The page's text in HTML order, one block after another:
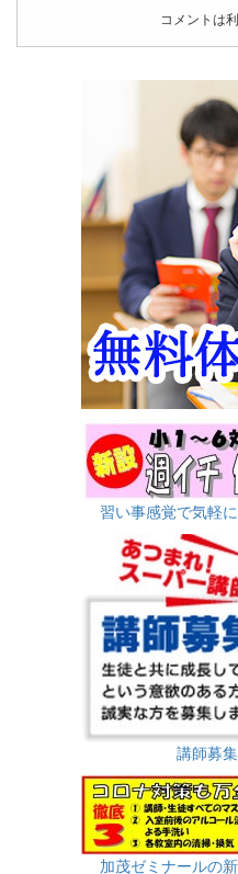
コメントは
習い事感覚で気軽
講師募
加茂ゼミナールの